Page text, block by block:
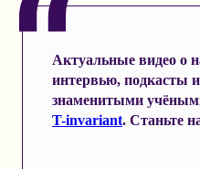
Актуальные видео о
интервью, подкасты
знаменитыми
T-invariant. Станьте